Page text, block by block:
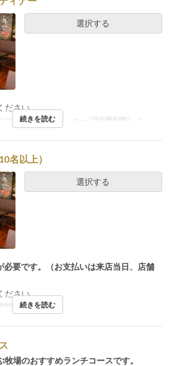
選択する
ださい。
日 食事時間 注文数制限 ~ 9
続きを読む
名以上）
選択する
必要です。（お支払いは来店当日、店舗
ださい。
制限 10 ~
続きを読む
場のおすすめランチコースです。